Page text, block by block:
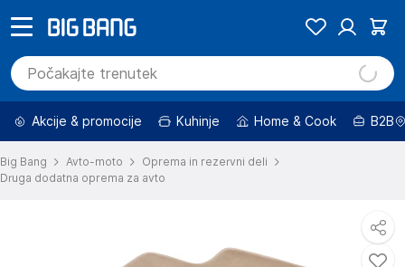
Akcije & promocije Kuhinje Home & Cook B2B
Big Bang Avto-moto
Oprema in rezervni deli
Druga dodatna oprema za avto